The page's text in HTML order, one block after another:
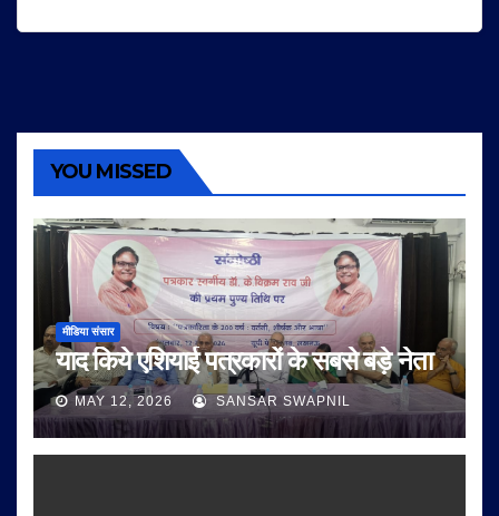
YOU MISSED
मीडिया संसार
याद किये एशियाई पत्रकारों के सबसे बड़े नेता
MAY 12, 2026 SANSAR SWAPNIL